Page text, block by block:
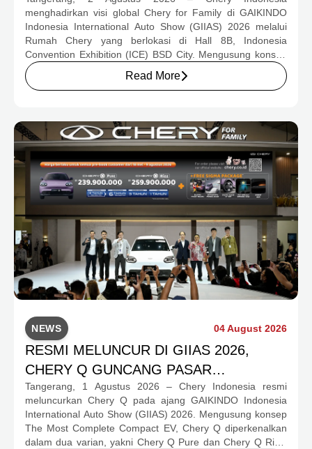
KONSUMEN BERNILAI HAMPIR RP1
MILIAR
menghadirkan visi global Chery for Family di GAIKINDO
Indonesia International Auto Show (GIIAS) 2026 melalui
Rumah Chery yang berlokasi di Hall 8B, Indonesia
Convention Exhibition (ICE) BSD City. Mengusung konsep
rumah yang hangat dan inklusif, Chery menghadirkan
pengalaman menyeluruh bagi keluarga Indonesia melalui
program apresiasi untuk konsumen.
Read More
NEWS 04 August 2026
RESMI MELUNCUR DI GIIAS 2026,
CHERY Q GUNCANG PASAR
OTOMOTIF MELALUI HARGA SPESIAL
MULAI RP239,9 JUTA
Tangerang, 1 Agustus 2026 – Chery Indonesia resmi
meluncurkan Chery Q pada ajang GAIKINDO Indonesia
International Auto Show (GIIAS) 2026. Mengusung konsep
The Most Complete Compact EV, Chery Q diperkenalkan
dalam dua varian, yakni Chery Q Pure dan Chery Q Rizz,